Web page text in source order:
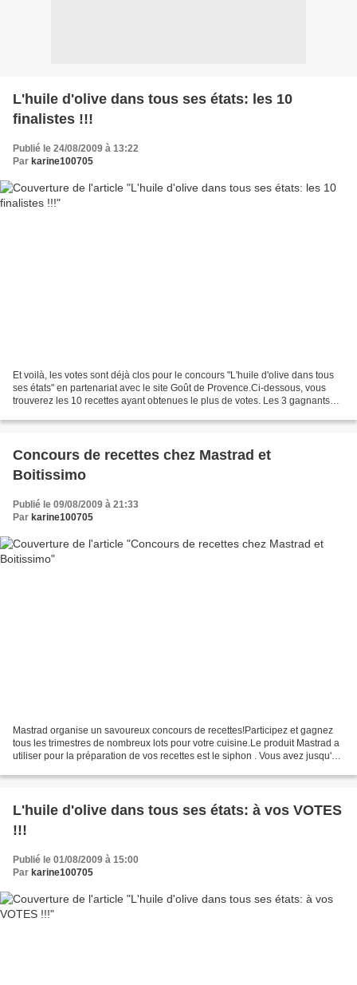
L'huile d'olive dans tous ses états: les 10
finalistes !!!
Publié le 24/08/2009 à 13:22
Par karine100705
Et voilà, les votes sont déjà clos pour le concours "L'huile d'olive dans tous
ses états" en partenariat avec le site Goût de Provence.Ci-dessous, vous
trouverez les 10 recettes ayant obtenues le plus de votes. Les 3 gagnants
Concours de recettes chez Mastrad et
Boitissimo
Publié le 09/08/2009 à 21:33
Par karine100705
Mastrad organise un savoureux concours de recettes!Participez et gagnez
tous les trimestres de nombreux lots pour votre cuisine.Le produit Mastrad a
utiliser pour la préparation de vos recettes est le siphon . Vous avez jusqu'au
L'huile d'olive dans tous ses états: à vos VOTES
!!!
Publié le 01/08/2009 à 15:00
Par karine100705